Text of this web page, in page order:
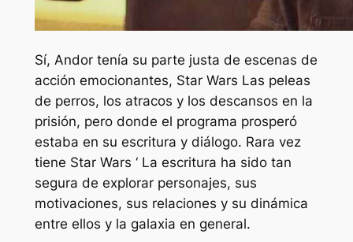
Sí, Andortenía su parte justa de escenas de
acción emocionantes, Star Wars Las peleas
de perros, los atracos y los descansos en la
prisión, pero donde el programa prosperó
estaba en su escritura y diálogo. Rara vez
tiene Star Wars ‘La escritura ha sido tan
segura de explorar personajes, sus
motivaciones, sus relaciones y su dinámica
entre ellos y la galaxia en general.